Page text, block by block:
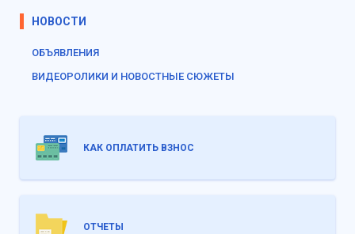
НОВОСТИ
ОБЪЯВЛЕНИЯ
ВИДЕОРОЛИКИ И НОВОСТНЫЕ СЮЖЕТЫ
КАК ОПЛАТИТЬ ВЗНОС
ОТЧЕТЫ